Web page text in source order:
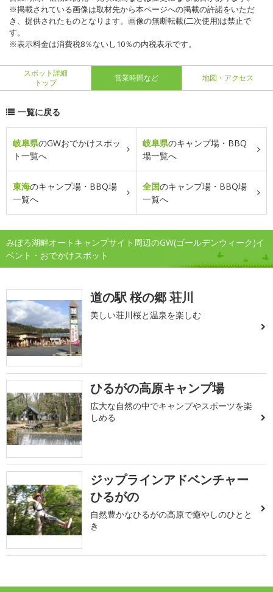
※掲載されている画像は取材先から本ページへの掲載の許諾をいただ
き、提供されたものとなります。画像の無断転載(二次使用)は禁止で
す。
※表示料金は消費税8％ないし10％の内税表示です。
スポット詳細
トップ
営業時間など 地図・アクセス
一覧に戻る
岐阜県のGWおでかけスポッ
ト一覧へ
岐阜県のキャンプ場・BBQ
場一覧へ
東海のキャンプ場・BBQ場
一覧へ
全国のキャンプ場・BBQ場
一覧へ
みぼろ湖畔オートキャンプサイト周辺のGW(ゴールデンウィーク)イ
ベント・おでかけスポット
道の駅 桜の郷 荘川
美しい荘川桜と温泉を楽しむ
ひるがの高原キャンプ場
広大な自然の中でキャンプやスポーツを楽
しめる
ジップラインアドベンチャー
ひるがの
自然豊かなひるがの高原で癒やしのひとと
き